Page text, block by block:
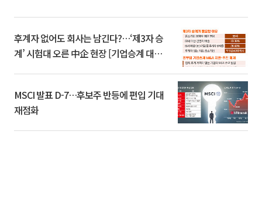
후계자 없어도 회사는 남긴다?…‘제3자 승
계’ 시험대 오른 中企 현장 [기업승계 대전
MSCI 발표 D-7…후보주 반등에 편입 기대
재점화